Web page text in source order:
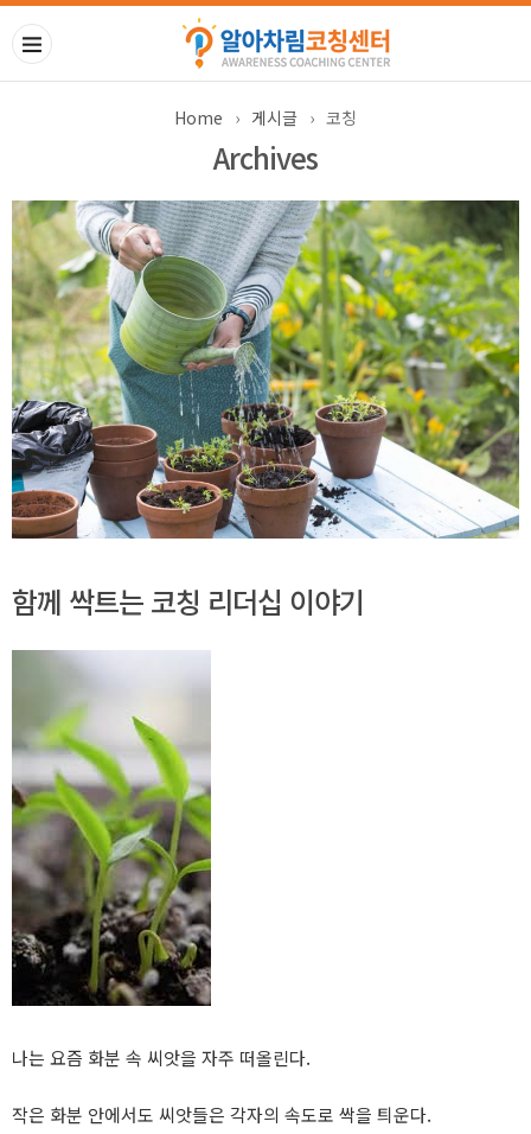
Home › 게시글 › 코칭
Archives
함께 싹트는 코칭 리더십 이야기
나는 요즘 화분 속 씨앗을 자주 떠올린다.
작은 화분 안에서도 씨앗들은 각자의 속도로 싹을 틔운다.